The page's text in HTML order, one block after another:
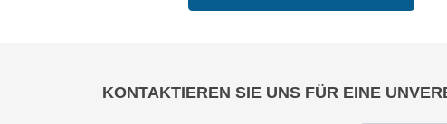
KONTAKTIEREN SIE UNS FÜR EINE